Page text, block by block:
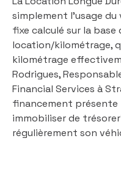
simplement l’usage
fixe calculé sur la base
location/kilométrage,
kilométrage
Rodrigues,
Financial Services à
financement présente
immobiliser de
régulièrement son